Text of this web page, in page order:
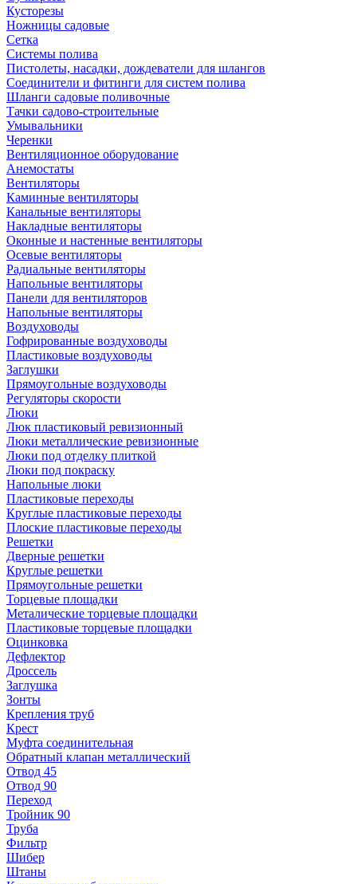
Кусторезы
Ножницы садовые
Сетка
Системы полива
Пистолеты, насадки, дождеватели для шлангов
Соединители и фитинги для систем полива
Шланги садовые поливочные
Тачки садово-строительные
Умывальники
Черенки
Вентиляционное оборудование
Анемостаты
Вентиляторы
Каминные вентиляторы
Канальные вентиляторы
Накладные вентиляторы
Оконные и настенные вентиляторы
Осевые вентиляторы
Радиальные вентиляторы
Напольные вентиляторы
Панели для вентиляторов
Напольные вентиляторы
Воздуховоды
Гофрированные воздуховоды
Пластиковые воздуховоды
Заглушки
Прямоугольные воздуховоды
Регуляторы скорости
Люки
Люк пластиковый ревизионный
Люки металлические ревизионные
Люки под отделку плиткой
Люки под покраску
Напольные люки
Пластиковые переходы
Круглые пластиковые переходы
Плоские пластиковые переходы
Решетки
Дверные решетки
Круглые решетки
Прямоугольные решетки
Торцевые площадки
Металические торцевые площадки
Пластиковые торцевые площадки
Оцинковка
Дефлектор
Дроссель
Заглушка
Зонты
Крепления труб
Крест
Муфта соединительная
Обратный клапан металлический
Отвод 45
Отвод 90
Переход
Тройник 90
Труба
Фильтр
Шибер
Штаны